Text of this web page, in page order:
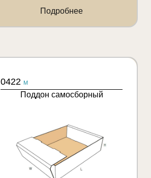
Подробнее
0422 M
Поддон самосборный